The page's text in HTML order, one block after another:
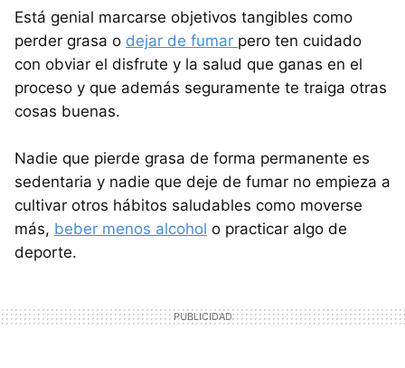
Está genial marcarse objetivos tangibles como
perder grasa o dejar de fumar pero ten cuidado
con obviar el disfrute y la salud que ganas en el
proceso y que además seguramente te traiga otras
cosas buenas.
Nadie que pierde grasa de forma permanente es
sedentaria y nadie que deje de fumar no empieza a
cultivar otros hábitos saludables como moverse
más, beber menos alcohol o practicar algo de
deporte.